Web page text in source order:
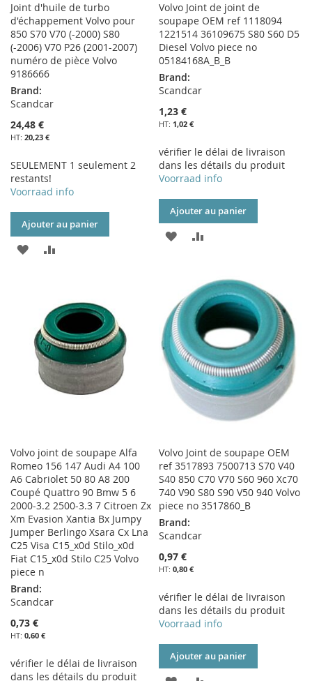
Joint d'huile de turbo
d'échappement Volvo pour
850 S70 V70 (-2000) S80
(-2006) V70 P26 (2001-2007)
numéro de pièce Volvo
9186666
Brand:
Scandcar
24,48 €
20,23 €
SEULEMENT 1 seulement 2
restants!
Voorraad info
Ajouter au panier
AJOUTER
LISTE
D’ENVIE
Volvo Joint de joint de
soupape OEM ref 1118094
1221514 36109675 S80 S60 D5
Diesel Volvo piece no
05184168A_B_B
Brand:
Scandcar
1,23 €
1,02 €
vérifier le délai de livraison
dans les détails du produit
Voorraad info
Ajouter au panier
AJOUTER
LISTE
D’ENVIE
COMPARATEUR
Volvo joint de soupape Alfa
Romeo 156 147 Audi A4 100
A6 Cabriolet 50 80 A8 200
Coupé Quattro 90 Bmw 5 6
2000-3.2 2500-3.3 7 Citroen Zx
Xm Evasion Xantia Bx Jumpy
Jumper Berlingo Xsara Cx Lna
C25 Visa C15_x0d Stilo_x0d
Fiat C15_x0d Stilo C25 Volvo
piece n
Brand:
Scandcar
0,73 €
0,60 €
vérifier le délai de livraison
dans les détails du produit
Volvo Joint de soupape OEM
ref 3517893 7500713 S70 V40
S40 850 C70 V70 S60 960 Xc70
740 V90 S80 S90 V50 940 Volvo
piece no 3517860_B
Brand:
Scandcar
0,97 €
0,80 €
vérifier le délai de livraison
dans les détails du produit
Voorraad info
Ajouter au panier